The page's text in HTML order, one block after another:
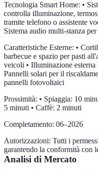
Tecnologia Smart Home: •
controlla illuminazione,
tramite telefono o assistente
Sistema audio multi-stanza
Caratteristiche Esterne: •
barbecue e spazio per pasti
veicoli • Illuminazione
Pannelli solari per il
pannelli fotovoltaici
Prossimità: • Spiaggia: 10
5 minuti • Caffè: 2 minuti
Completamento: 06–2026
Autorizzazioni: Tutti i
garantendo la conformità con
Analisi di Mercato